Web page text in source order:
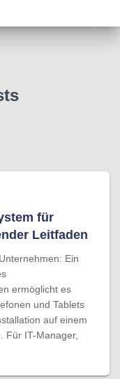
für
Leitfaden
Ein
ermöglicht es
und Tablets
auf einem
Für IT-Manager,